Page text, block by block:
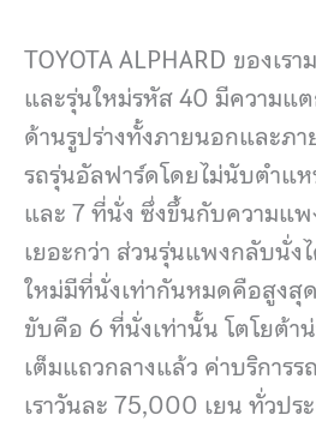
TOYOTA ALPHARD ของเร
และรุ่นใหม่รหัส 40 มีความแ
ด้านรูปร่างทั้งภายนอกและภ
รถรุ่นอัลฟาร์ดโดยไม่นับตำแ
และ 7 ที่นั่ง ซึ่งขึ้นกับความแ
เยอะกว่า ส่วนรุ่นแพงกลับนั่ง
ใหม่มีที่นั่งเท่ากันหมดคือสูง
ขับคือ 6 ที่นั่งเท่านั้น โตโยต้า
เต็มแถวกลางแล้ว ค่าบริการ
เราวันละ 75,000 เยน ทั่วปร